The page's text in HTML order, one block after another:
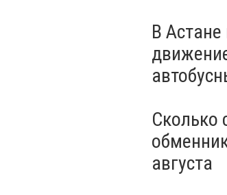
В Астане
Сколько
августа